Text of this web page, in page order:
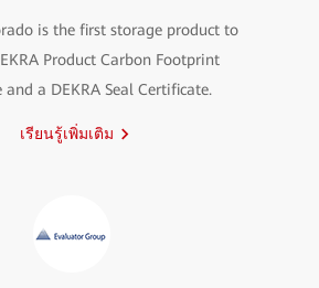
is the first storage product to
Product Carbon Footprint
and a DEKRA Seal Certificate.
เรียนรู้เพิ่มเติม